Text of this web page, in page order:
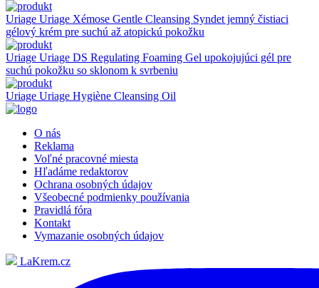
Uriage Uriage Xémose Gentle Cleansing Syndet jemný čistiaci
gélový krém pre suchú až atopickú pokožku
Uriage Uriage DS Regulating Foaming Gel upokojujúci gél pre
suchú pokožku so sklonom k svrbeniu
Uriage Uriage Hygiène Cleansing Oil
O nás
Reklama
Voľné pracovné miesta
Hľadáme redaktorov
Ochrana osobných údajov
Všeobecné podmienky používania
Pravidlá fóra
Kontakt
Vymazanie osobných údajov
LaKrem.cz